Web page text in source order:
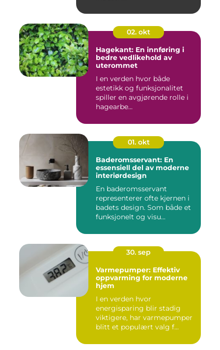
02. okt
Hagekant: En innføring i
bedre vedlikehold av
uterommet
I en verden hvor både
estetikk og funksjonalitet
spiller en avgjørende rolle i
hagearbe...
01. okt
Baderomsservant: En
essensiell del av moderne
interiørdesign
En baderomsservant
representerer ofte kjernen i
badets design. Som både et
funksjonelt og visu...
30. sep
Varmepumper: Effektiv
oppvarming for moderne
hjem
I en verden hvor
energisparing blir stadig
viktigere, har varmepumper
blitt et populært valg f...